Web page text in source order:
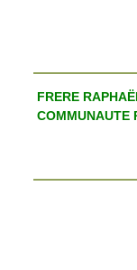
FRERE
COMMUNAUTE